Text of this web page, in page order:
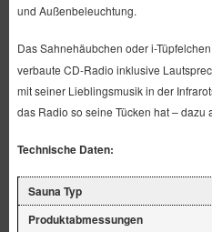
und Außenbeleuchtung.
Das Sahnehäubchen oder i-
verbaute CD-Radio inklusive
mit seiner Lieblingsmusik in der
das Radio so seine Tücken hat – dazu
Technische Daten:
Sauna Typ
Produktabmessungen